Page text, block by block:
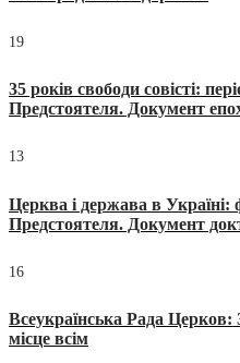
19
35 років свободи совісті:
Предстоятеля. Документ
13
Церква і держава в Україні:
Предстоятеля. Документ
16
Всеукраїнська Рада Церков:
місце всім